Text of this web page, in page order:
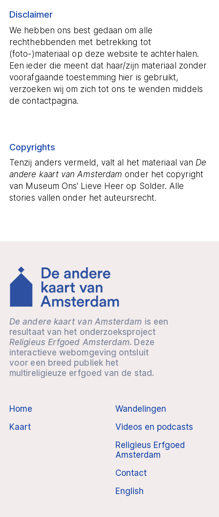
Disclaimer
We hebben ons best gedaan om alle
rechthebbenden met betrekking tot
(foto-)materiaal op deze website te achterhalen.
Een ieder die meent dat haar/zijn materiaal zonder
voorafgaande toestemming hier is gebruikt,
verzoeken wij om zich tot ons te wenden middels
de contactpagina.
Copyrights
Tenzij anders vermeld, valt al het materiaal van De
andere kaart van Amsterdam onder het copyright
van Museum Ons' Lieve Heer op Solder. Alle
stories vallen onder het auteursrecht.
De andere kaart van Amsterdam is een
resultaat van het onderzoeksproject
Religieus Erfgoed Amsterdam. Deze
interactieve webomgeving ontsluit
voor een breed publiek het
multireligieuze erfgoed van de stad.
Home
Kaart
Wandelingen
Videos en podcasts
Religieus Erfgoed
Amsterdam
Contact
English